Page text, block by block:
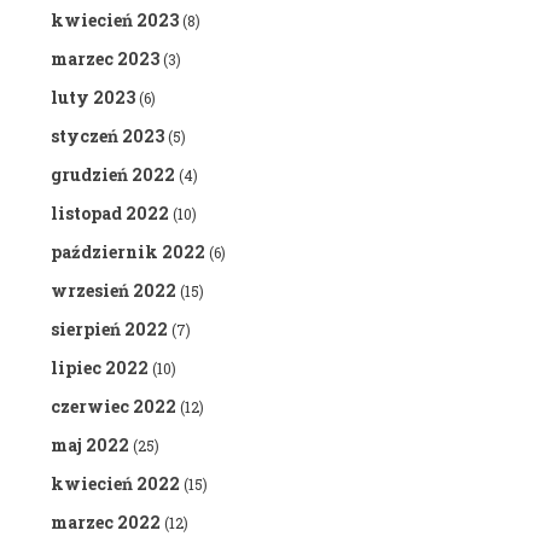
kwiecień 2023(8)
marzec 2023(3)
luty 2023(6)
styczeń 2023(5)
grudzień 2022 (4)
listopad 2022 (10)
październik 2022 (6)
wrzesień 2022 (15)
sierpień 2022 (7)
lipiec 2022 (10)
czerwiec 2022 (12)
maj 2022 (25)
kwiecień 2022 (15)
marzec 2022 (12)